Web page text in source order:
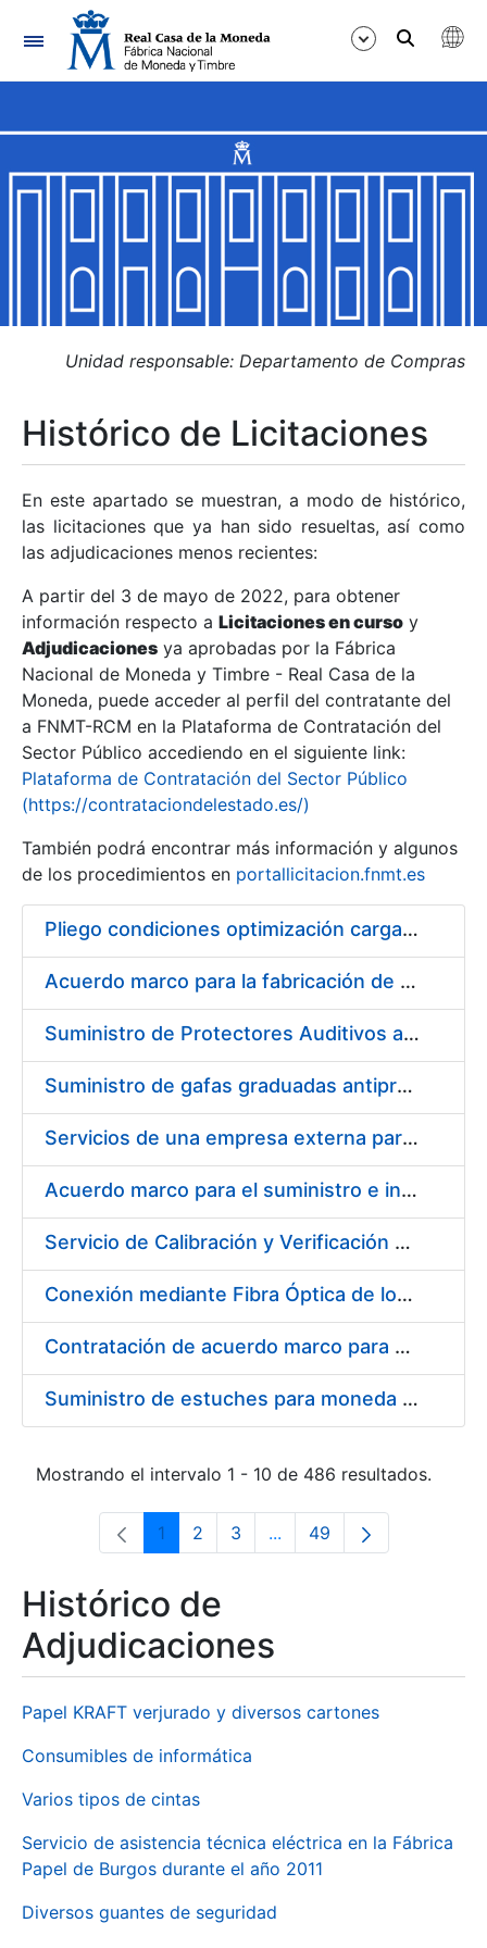
Navegación
Mostrar/Ocultar
Mostrar/Ocultar
Mostrar/Ocultar
Mostrar/Ocultar
Mostrar/Ocultar
Mostrar/Ocultar
Unidad responsable: Departamento de Compras
Histórico de Licitaciones
En este apartado se muestran, a modo de histórico,
las licitaciones que ya han sido resueltas, así como
las adjudicaciones menos recientes:
A partir del 3 de mayo de 2022, para obtener
información respecto a Licitaciones en curso y
Adjudicaciones ya aprobadas por la Fábrica
Nacional de Moneda y Timbre - Real Casa de la
Moneda, puede acceder al perfil del contratante del
a FNMT-RCM en la Plataforma de Contratación del
Sector Público accediendo en el siguiente link:
Plataforma de Contratación del Sector Público
(https://contrataciondelestado.es/)
También podrá encontrar más información y algunos
de los procedimientos en portallicitacion.fnmt.es
Pliego condiciones optimización cargas compras firmado
Acuerdo marco para la fabricación de piezas
Suministro de Protectores Auditivos a medida para las personas trabajadoras de los Centros de Trabajo de Madrid y Burgos
Suministro de gafas graduadas antiproyecciones para los trabajadores de la FNMT-RCM en los centros de trabajo de Madrid y Burgos
Servicios de una empresa externa para el asesoramiento y resolución de los recursos de alzada que se presentan relacionados con procesos de selección para la FNMT-RCM
Acuerdo marco para el suministro e instalación de persianas, estores y otros complementos
Servicio de Calibración y Verificación Externa de los Equipos de Medición del Servicio de Prevención de la FNMT-RCM
Conexión mediante Fibra Óptica de los Centros de Proceso de Datos (CPDs) de las sedes de la FNMT-RCM de Burgos y Madrid
Contratación de acuerdo marco para el Suministro de Material de Electricidad para la Fábrica Nacional de Moneda y Timbre-Real Casa de la Moneda en su centro de trabajo de Burgos
Suministro de estuches para moneda de 30 €
Mostrando el intervalo 1 - 10 de 486 resultados.
Página
1 Página
2 Página
3 ...Páginas intermedias Use
Página
49
Histórico de
Adjudicaciones
Papel KRAFT verjurado y diversos cartones
Consumibles de informática
Varios tipos de cintas
Servicio de asistencia técnica eléctrica en la Fábrica
Papel de Burgos durante el año 2011
Diversos guantes de seguridad